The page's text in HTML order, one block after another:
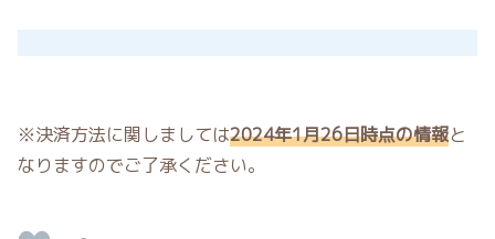
※決済方法に関しましては2024年1月26日時点の情報と
なりますのでご了承ください。